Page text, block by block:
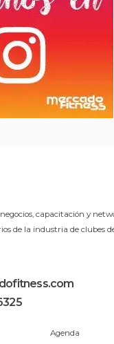
capacitación y
de la industria de clubes
Agenda